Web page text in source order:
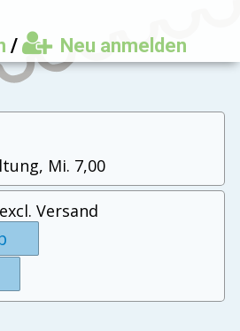
/ Neu anmelden
Mi. 7,00
Versand